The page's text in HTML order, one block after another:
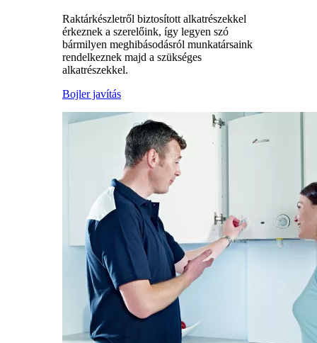
Raktárkészletről biztosított alkatrészekkel
érkeznek a szerelőink, így legyen szó
bármilyen meghibásodásról munkatársaink
rendelkeznek majd a szükséges
alkatrészekkel.
Bojler javítás